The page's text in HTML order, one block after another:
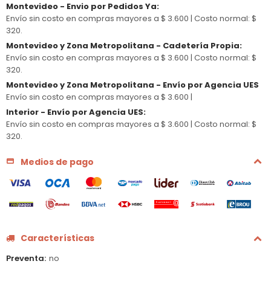
Montevideo - Envio por Pedidos Ya:
Envío sin costo en compras mayores a $ 3.600 | Costo normal: $
320.
Montevideo y Zona Metropolitana - Cadetería Propia:
Envío sin costo en compras mayores a $ 3.600 | Costo normal: $
320.
Montevideo y Zona Metropolitana - Envío por Agencia UES
Envío sin costo en compras mayores a $ 3.600 |
Interior - Envío por Agencia UES:
Envío sin costo en compras mayores a $ 3.600 | Costo normal: $
320.
Medios de pago
Características
Preventa no